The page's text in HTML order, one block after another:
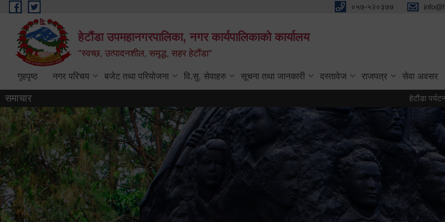
Skip to main content ०५७-५२०३७७
हेटौंडा उपमहानगरपालिका, नगर कार्यपालिकाको कार्यालय
"स्वच्छ, उत्पादनशील, समृद्ध, सहर हेटौंडा"
गृहपृष्ठ नगर परिचय बजेट तथा परियोजना वि.सु. सेवाहरु सूचना तथा जानकारी दस्तावेज राजपत्र सेवा अवसर
समाचार हेटौंडा पर्यटन वर्ष